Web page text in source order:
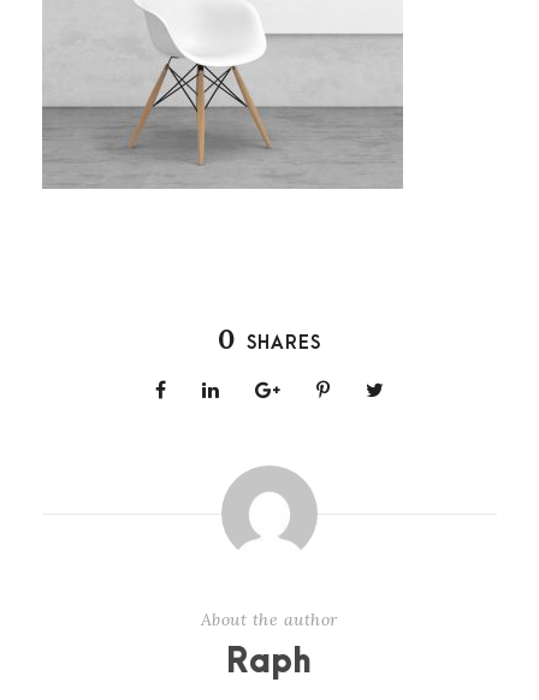
0 SHARES
About the author
Raph